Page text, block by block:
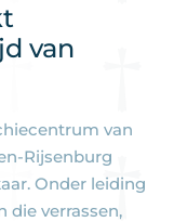
van
van
Rijsenburg
Onder leiding
die verrassen,